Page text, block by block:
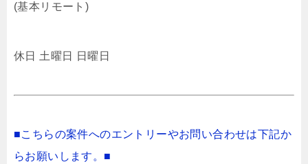
(基本リモート)
休日 土曜日 日曜日
■こちらの案件へのエントリーやお問い合わせは下記か
らお願いします。■